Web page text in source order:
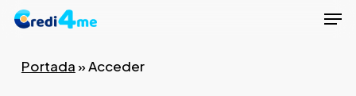
Skip
mainPortada»Acceder